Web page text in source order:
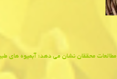
مطالعات محققان نشان می دهد؛ آبمیوه های